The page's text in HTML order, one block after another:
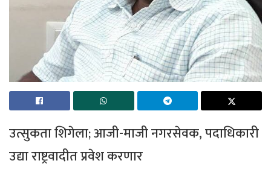
उत्सुकता शिगेला; आजी-माजी नगरसेवक, पदाधिकारी
उद्या राष्ट्रवादीत प्रवेश करणार